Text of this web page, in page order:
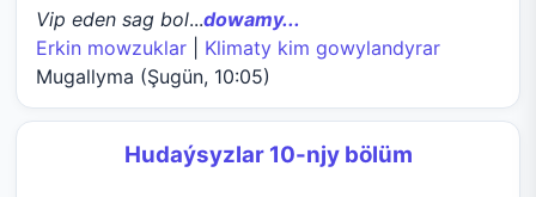
Vip eden sag bol...dowamy...
Erkin mowzuklar
Klimaty kim gowylandyrar
Mugallyma (Şugün, 10:05)
Hudaýsyzlar 10-njy bölüm